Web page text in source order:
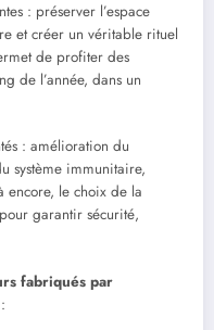
: préserver l’espace
et créer un véritable rituel
de profiter des
de l’année, dans un
: amélioration du
système immunitaire,
encore, le choix de la
garantir sécurité,
fabriqués par